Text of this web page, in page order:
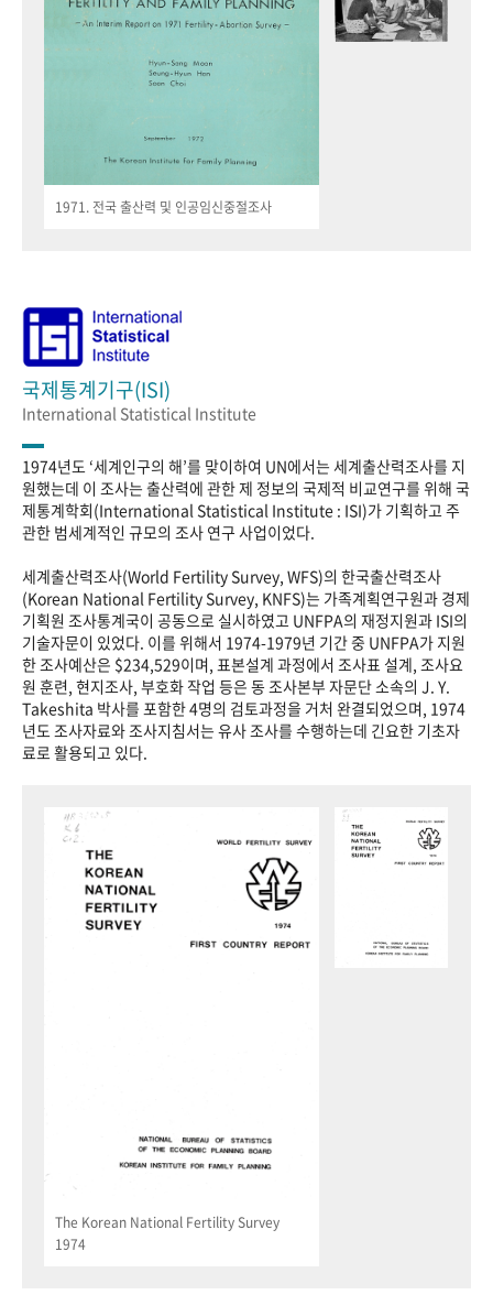
1971. 전국 출산력 및 인공임신중절조사
국제통계기구(ISI)
International Statistical Institute
1974년도 ‘세계인구의 해’를 맞이하여 UN에서는 세계출산력조사를 지
원했는데 이 조사는 출산력에 관한 제 정보의 국제적 비교연구를 위해 국
제통계학회(International Statistical Institute : ISI)가 기획하고 주
관한 범세계적인 규모의 조사 연구 사업이었다.
세계출산력조사(World Fertility Survey, WFS)의 한국출산력조사
(Korean National Fertility Survey, KNFS)는 가족계획연구원과 경제
기획원 조사통계국이 공동으로 실시하였고 UNFPA의 재정지원과 ISI의
기술자문이 있었다. 이를 위해서 1974-1979년 기간 중 UNFPA가 지원
한 조사예산은 $234,529이며, 표본설계 과정에서 조사표 설계, 조사요
원 훈련, 현지조사, 부호화 작업 등은 동 조사본부 자문단 소속의 J. Y.
Takeshita 박사를 포함한 4명의 검토과정을 거처 완결되었으며, 1974
년도 조사자료와 조사지침서는 유사 조사를 수행하는데 긴요한 기초자
료로 활용되고 있다.
The Korean National Fertility Survey
1974